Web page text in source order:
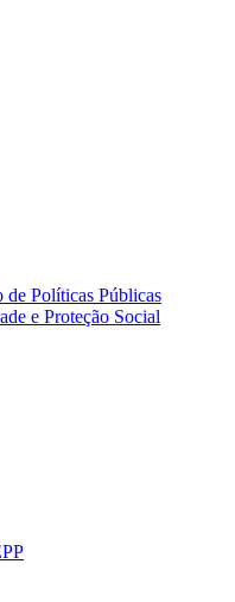
de Políticas Públicas
e Proteção Social